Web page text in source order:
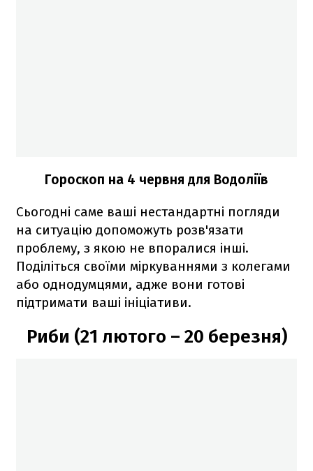
Гороскоп на 4 червня для Водоліїв
Сьогодні саме ваші нестандартні погляди
на ситуацію допоможуть розв'язати
проблему, з якою не впоралися інші.
Поділіться своїми міркуваннями з колегами
або однодумцями, адже вони готові
підтримати ваші ініціативи.
Риби (21 лютого – 20 березня)